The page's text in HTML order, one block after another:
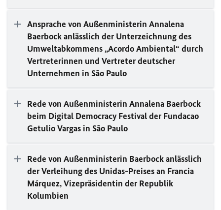
Ansprache von Außenministerin Annalena
Baerbock anlässlich der Unterzeichnung des
Umweltabkommens „Acordo Ambiental“ durch
Vertreterinnen und Vertreter deutscher
Unternehmen in São Paulo
Rede von Außenministerin Annalena Baerbock
beim Digital Democracy FestivalderFundacao
Getulio Vargas in São Paulo
Rede von Außenministerin Baerbock anlässlich
der Verleihung des Unidas-Preises an Francia
Márquez, Vizepräsidentin der Republik
Kolumbien